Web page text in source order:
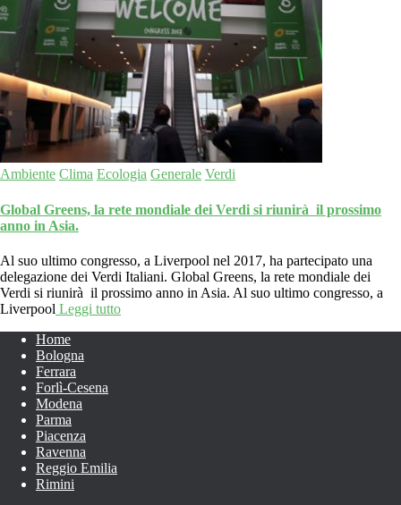
Ambiente Clima Ecologia Generale Verdi
Global Greens, la rete mondiale dei Verdi si riunirà il prossimo
anno in Asia.
Al suo ultimo congresso, a Liverpool nel 2017, ha partecipato una
delegazione dei Verdi Italiani. Global Greens, la rete mondiale dei
Verdi si riunirà il prossimo anno in Asia. Al suo ultimo congresso, a
Liverpool Leggi tutto
Home
Bologna
Ferrara
Forlì-Cesena
Modena
Parma
Piacenza
Ravenna
Reggio Emilia
Rimini